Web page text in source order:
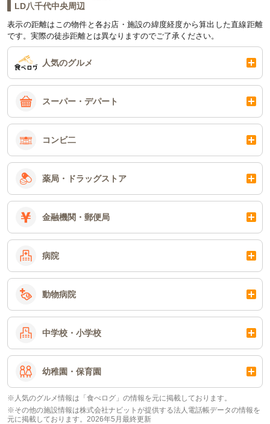
LD八千代中央周辺
表示の距離はこの物件と各お店・施設の緯度経度から算出した直線距離
です。実際の徒歩距離とは異なりますのでご了承ください。
人気のグルメ
スーパー・デパート
コンビ二
薬局・ドラッグストア
金融機関・郵便局
病院
動物病院
中学校・小学校
幼稚園・保育園
※人気のグルメ情報は「食べログ」の情報を元に掲載しております。
※その他の施設情報は株式会社ナビットが提供する法人電話帳データの情報を
元に掲載しております。2026年5月最終更新